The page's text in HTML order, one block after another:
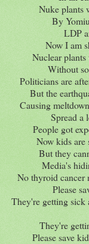
Nuke plants
By
LDP
Now I am
Nuclear
Without
Politicians are
But the
Causing
Spread
People got
Now kids
But they
Media's
No thyroid
Please
They're getting
They're
Please save